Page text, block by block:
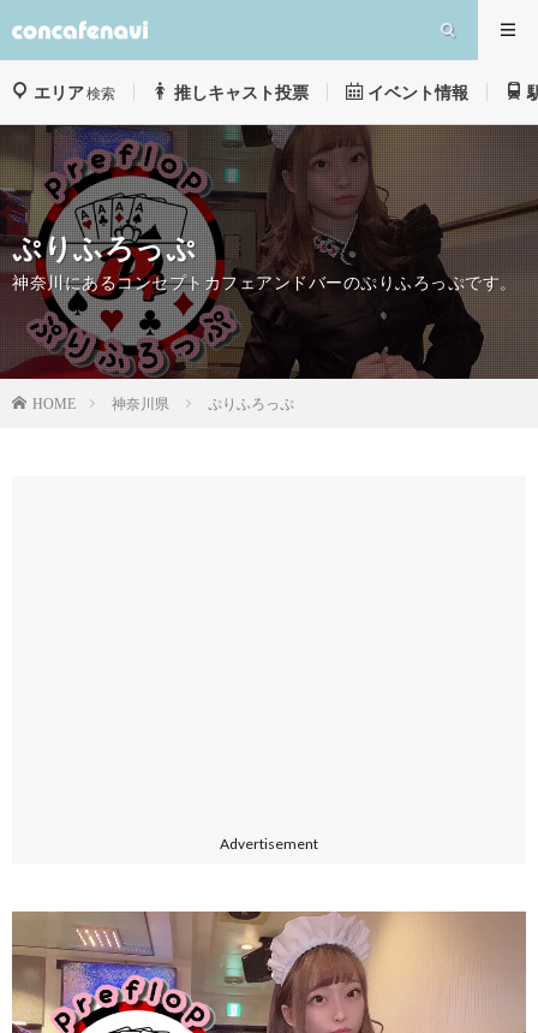
エリア検索 推しキャスト投票 イベント情報
ぷりふろっぷ
神奈川にあるコンセプトカフェアンドバーのぷりふろっぷです。
HOME 神奈川県 ぷりふろっぷ
Advertisement